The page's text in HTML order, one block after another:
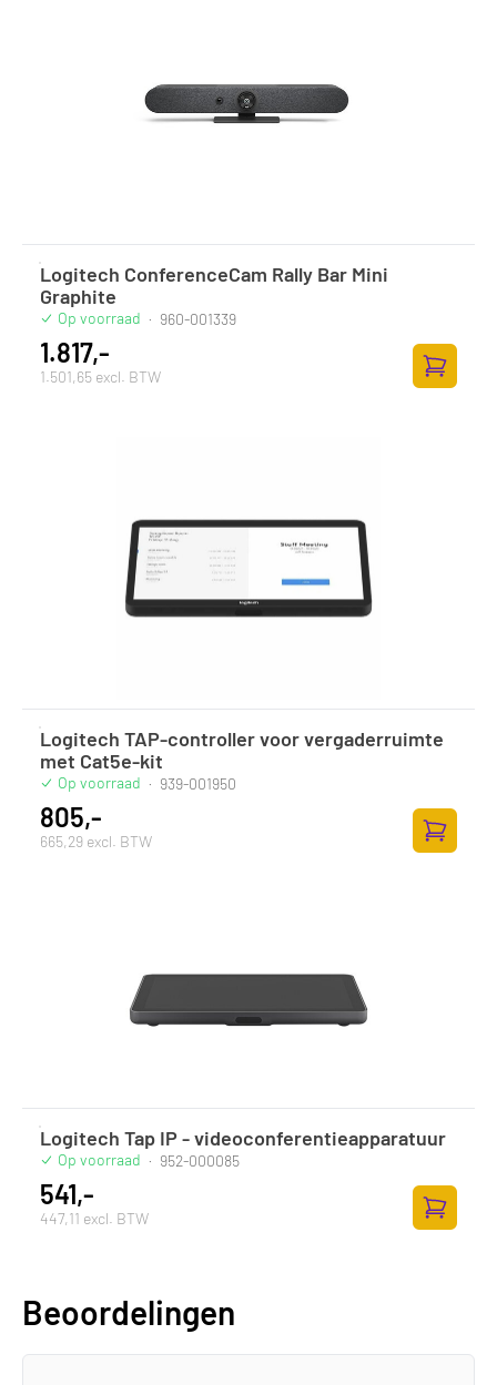
Logitech ConferenceCam Rally Bar Mini
Graphite
Op voorraad · 960-001339
1.817,-
1.501,65 excl. BTW
Logitech TAP-controller voor vergaderruimte
met Cat5e-kit
Op voorraad · 939-001950
805,-
665,29 excl. BTW
Logitech Tap IP - videoconferentieapparatuur
Op voorraad · 952-000085
541,-
447,11 excl. BTW
Beoordelingen